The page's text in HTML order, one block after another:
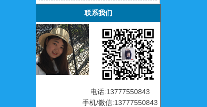
联系我们
电话:13777550843
手机/微信:13777550843